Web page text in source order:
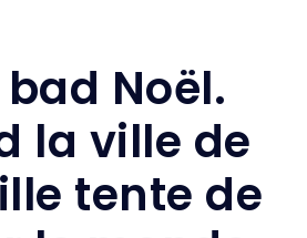
Noël.
la ville de
tente de